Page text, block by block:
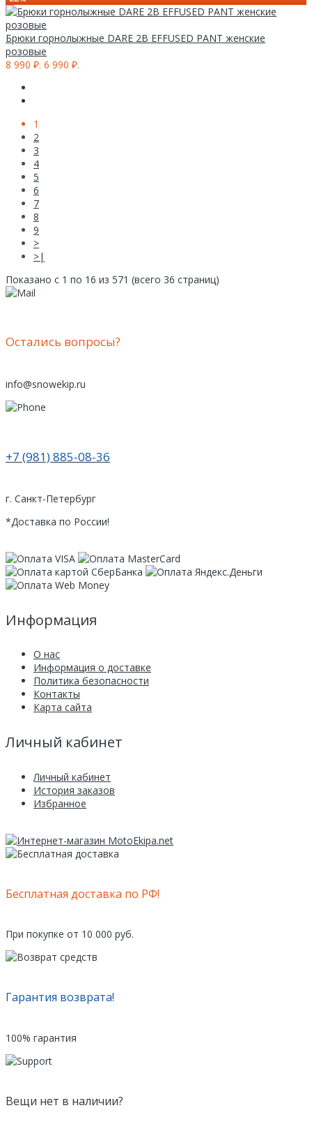
Брюки горнолыжные DARE 2B EFFUSED PANT женские
розовые
8 990 ₽. 6 990 ₽.
1
2
3
4
5
6
7
8
9
>
>|
Показано с 1 по 16 из 571 (всего 36 страниц)
Остались вопросы?
info@snowekip.ru
+7 (981) 885-08-36
г. Санкт-Петербург
*Доставка по России!
Информация
О нас
Информация о доставке
Политика безопасности
Контакты
Карта сайта
Личный кабинет
Личный кабинет
История заказов
Избранное
Бесплатная доставка по РФ!
При покупке от 10 000 руб.
Гарантия возврата!
100% гарантия
Вещи нет в наличии?